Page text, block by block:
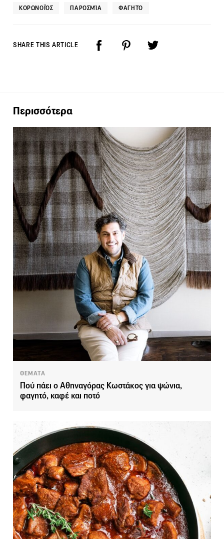
ΚΟΡΩΝΟΪΌΣ ΠΑΡΟΣΜΊΑ ΦΑΓΗΤΌ
SHARE THIS ARTICLE
Περισσότερα
ΘΕΜΑΤΑ
Πού πάει ο Αθηναγόρας Κωστάκος για ψώνια,
φαγητό, καφέ και ποτό